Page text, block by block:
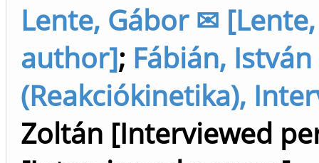
Lente, Gábor ✉
author]; Fábián,
(Reakciókinetika),
Zoltán [Interviewed